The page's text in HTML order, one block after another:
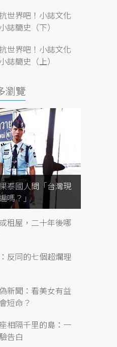
世界吧！小誌文化
誌簡史（下）
世界吧！小誌文化
誌簡史（上）
瀏覽
泰國人問「台灣現
嗎？」
租屋，二十年後哪
反同的七個超爛理
新聞：看美女有益
短命？
相隔千里的島：一
告白